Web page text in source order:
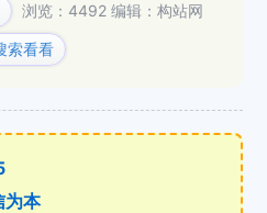
浏览：4492 编辑：构站网
索看看
为本